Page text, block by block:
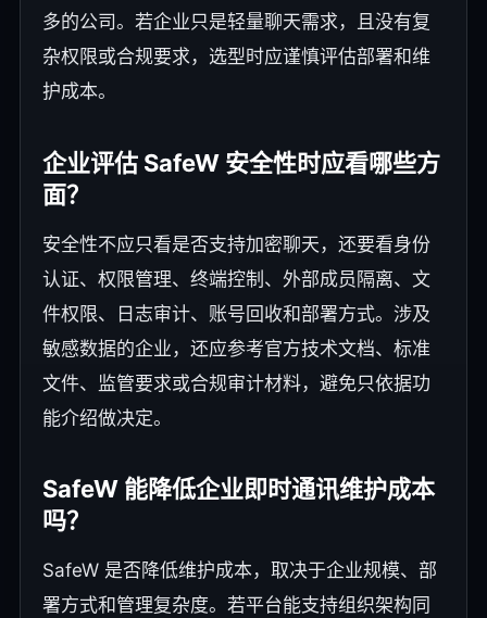
多的公司。若企业只是轻量聊天需求，且没有复
杂权限或合规要求，选型时应谨慎评估部署和维
护成本。
企业评估 SafeW 安全性时应看哪些方
面？
安全性不应只看是否支持加密聊天，还要看身份
认证、权限管理、终端控制、外部成员隔离、文
件权限、日志审计、账号回收和部署方式。涉及
敏感数据的企业，还应参考官方技术文档、标准
文件、监管要求或合规审计材料，避免只依据功
能介绍做决定。
SafeW 能降低企业即时通讯维护成本
吗？
SafeW 是否降低维护成本，取决于企业规模、部
署方式和管理复杂度。若平台能支持组织架构同